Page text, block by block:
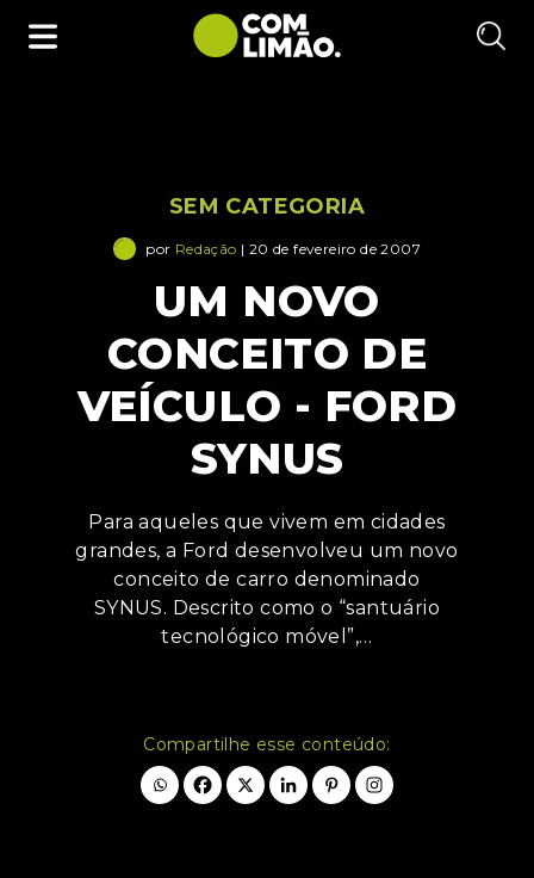
SEM CATEGORIA
por Redação | 20 de fevereiro de 2007
UM NOVO
CONCEITO DE
VEÍCULO - FORD
SYNUS
Para aqueles que vivem em cidades
grandes, a Ford desenvolveu um novo
conceito de carro denominado
SYNUS. Descrito como o “santuário
tecnológico móvel”,…
Compartilhe esse conteúdo: